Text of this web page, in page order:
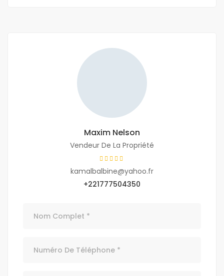
Maxim Nelson
Vendeur De La Propriété
kamalbalbine@yahoo.fr
+221777504350